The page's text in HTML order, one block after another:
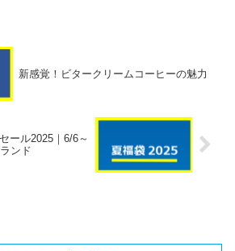
新感覚！ビタークリームコーヒーの魅力
ール2025｜6/6～
ンド